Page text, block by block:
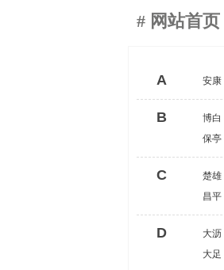
# 网站首页
A 安康
B 博白
保亭
C 楚雄
昌平
D 大沥
大足